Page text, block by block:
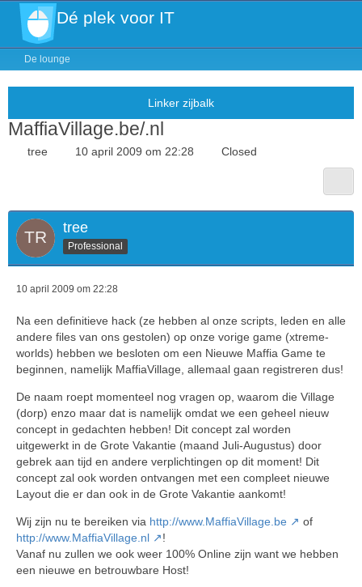
Dé plek voor IT
De lounge
MaffiaVillage.be/.nl
tree 10 april 2009 om 22:28 Closed
tree
Professional
10 april 2009 om 22:28
Na een definitieve hack (ze hebben al onze scripts, leden en alle
andere files van ons gestolen) op onze vorige game (xtreme-
worlds) hebben we besloten om een Nieuwe Maffia Game te
beginnen, namelijk MaffiaVillage, allemaal gaan registreren dus!
De naam roept momenteel nog vragen op, waarom die Village
(dorp) enzo maar dat is namelijk omdat we een geheel nieuw
concept in gedachten hebben! Dit concept zal worden
uitgewerkt in de Grote Vakantie (maand Juli-Augustus) door
gebrek aan tijd en andere verplichtingen op dit moment! Dit
concept zal ook worden ontvangen met een compleet nieuwe
Layout die er dan ook in de Grote Vakantie aankomt!
Wij zijn nu te bereiken via http://www.MaffiaVillage.be
of
http://www.MaffiaVillage.nl
!
Vanaf nu zullen we ook weer 100% Online zijn want we hebben
een nieuwe en betrouwbare Host!